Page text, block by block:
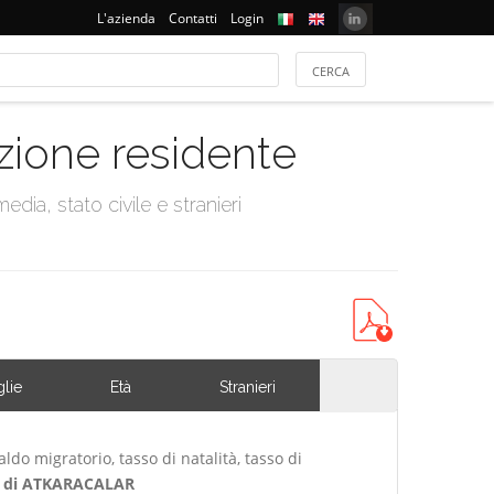
L'azienda Contatti Login
residente
stato civile e stranieri
Età Stranieri
migratorio, tasso di natalità, tasso di
ATKARACALAR